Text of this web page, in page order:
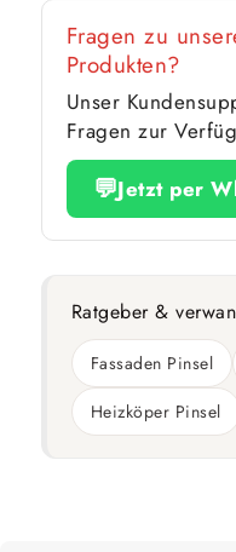
Fragen zu
Produkten?
Unser
Fragen zur
💬Jetzt per
Ratgeber &
Fassaden Pinsel
Heizköper Pinsel